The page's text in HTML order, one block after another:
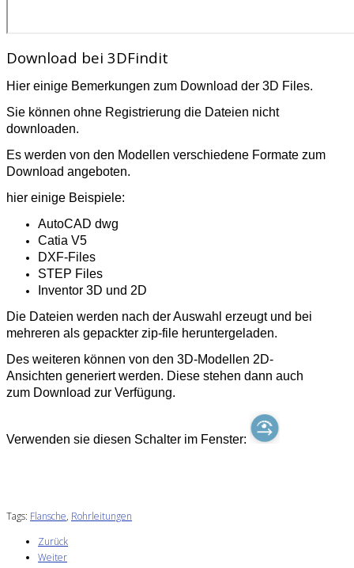
Download bei 3DFindit
Hier einige Bemerkungen zum Download der 3D Files.
Sie können ohne Registrierung die Dateien nicht
downloaden.
Es werden von den Modellen verschiedene Formate zum
Download angeboten.
hier einige Beispiele:
AutoCAD dwg
Catia V5
DXF-Files
STEP Files
Inventor 3D und 2D
Die Dateien werden nach der Auswahl erzeugt und bei
mehreren als gepackter zip-file heruntergeladen.
Des weiteren können von den 3D-Modellen 2D-
Ansichten generiert werden. Diese stehen dann auch
zum Download zur Verfügung.
Verwenden sie diesen Schalter im Fenster:
Tags: Flansche, Rohrleitungen
Zurück
Weiter